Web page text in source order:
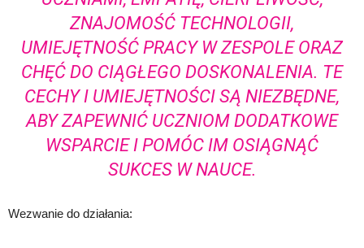
ZNAJOMOŚĆ TECHNOLOGII,
UMIEJĘTNOŚĆ PRACY W ZESPOLE ORAZ
CHĘĆ DO CIĄGŁEGO DOSKONALENIA. TE
CECHY I UMIEJĘTNOŚCI SĄ NIEZBĘDNE,
ABY ZAPEWNIĆ UCZNIOM DODATKOWE
WSPARCIE I POMÓC IM OSIĄGNĄĆ
SUKCES W NAUCE.
Wezwanie do działania: